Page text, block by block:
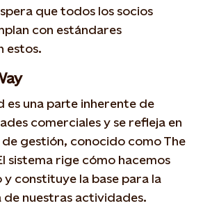
que todos los socios
con estándares
estos.
es una parte inherente de
comerciales y se refleja en
gestión, conocido como The
sistema rige cómo hacemos
constituye la base para la
nuestras actividades.